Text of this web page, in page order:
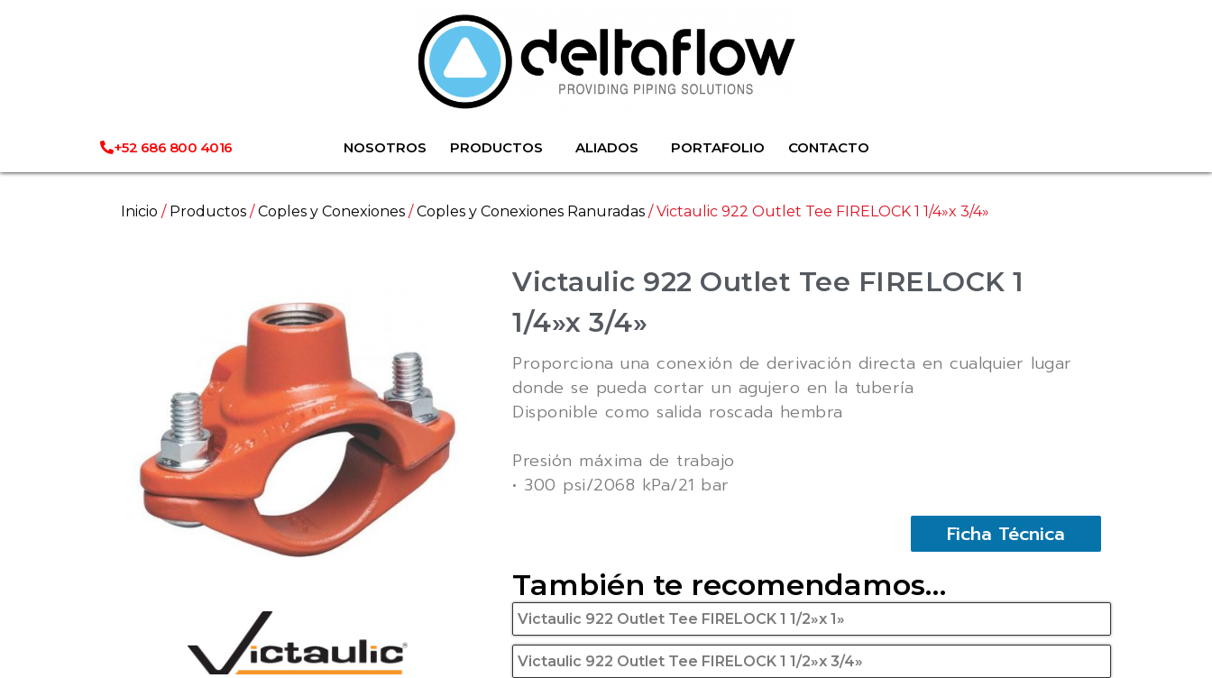
+52 686 800 4016 NOSOTROS PRODUCTOS ALIADOS PORTAFOLIO CONTACTO
Inicio / Productos /Coples y Conexiones /Coples y Conexiones Ranuradas / Victaulic 922 Outlet Tee FIRELOCK 1 1/4»x 3/4»
Victaulic 922 Outlet Tee FIRELOCK 1
1/4»x 3/4»
Proporciona una conexión de derivación directa en cualquier lugar
donde se pueda cortar un agujero en la tubería
Disponible como salida roscada hembra
Presión máxima de trabajo
• 300 psi/2068 kPa/21 bar
Ficha Técnica
También te recomendamos…
Victaulic 922 Outlet Tee FIRELOCK 1 1/2»x 1»
Victaulic 922 Outlet Tee FIRELOCK 1 1/2»x 3/4»